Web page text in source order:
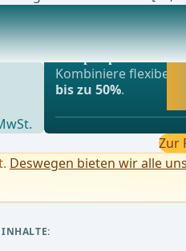
AAA Endoprosthesis In
Beliebtestes Angebot
webop - Sparflex
Kombiniere flexibel
bis zu 50%.
Zur
Deswegen bieten wir alle
INHALTE: